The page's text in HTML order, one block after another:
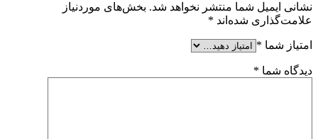
نشانی ایمیل شما منتشر نخواهد شد. بخش‌های موردنیاز
علامت‌گذاری شده‌اند *
امتیاز شما *
دیدگاه شما *